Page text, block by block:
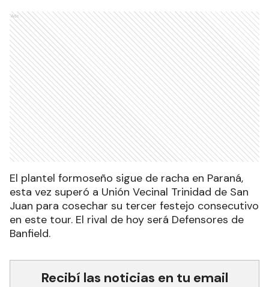
Ads
El plantel formoseño sigue de racha en Paraná,
esta vez superó a Unión Vecinal Trinidad de San
Juan para cosechar su tercer festejo consecutivo
en este tour. El rival de hoy será Defensores de
Banfield.
Recibí las noticias en tu email